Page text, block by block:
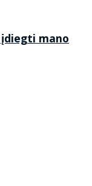
mano